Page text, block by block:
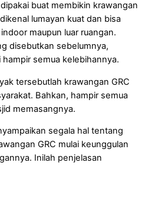
buat membikin krawangan
lumayan kuat dan bisa
maupun luar ruangan.
disebutkan sebelumnya,
semua kelebihannya.
tersebutlah krawangan GRC
Bahkan, hampir semua
memasangnya.
segala hal tentang
GRC mulai keunggulan
Inilah penjelasan